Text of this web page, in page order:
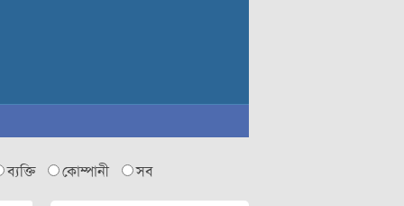
ব্যক্তি কোম্পানী সব